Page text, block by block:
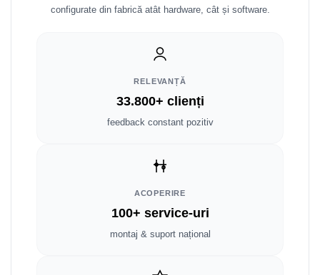
configurate din fabrică atât hardware, cât și software.
RELEVANȚĂ
33.800+ clienți
feedback constant pozitiv
ACOPERIRE
100+ service-uri
montaj & suport național